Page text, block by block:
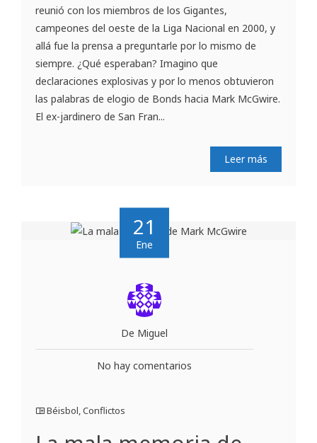
reunió con los miembros de los Gigantes,
campeones del oeste de la Liga Nacional en 2000, y
allá fue la prensa a preguntarle por lo mismo de
siempre. ¿Qué esperaban? Imagino que
declaraciones explosivas y por lo menos obtuvieron
las palabras de elogio de Bonds hacia Mark McGwire.
El ex-jardinero de San Fran...
Leer más
21
Ene
De Miguel
No hay comentarios
Béisbol,Conflictos